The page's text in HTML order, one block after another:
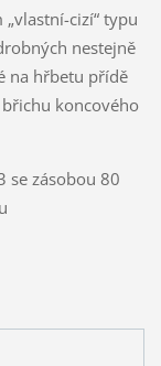
cizí“ typu
nestejně
na hřbetu přídě
koncového
zásobou 80